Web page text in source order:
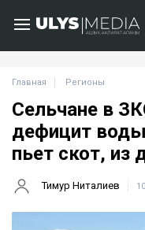
Главная Регионы
Сельчане в
дефицит
пьет скот, из
Тимур Ниталиев